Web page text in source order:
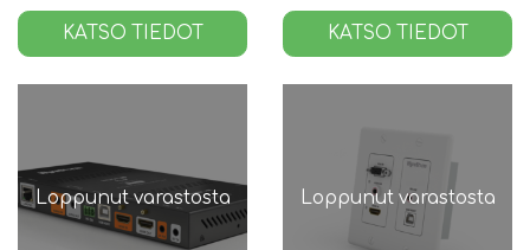
KATSO TIEDOT KATSO TIEDOT
Loppunut varastosta Loppunut varastosta